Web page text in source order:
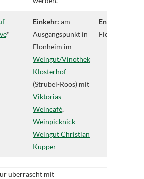
*
Einkehr: am
Ausgangspunkt in
Flonheim im
Weingut/Vinothek
Klosterhof
(Strubel-Roos) mit
Viktorias
Weincafé,
Weinpicknick
Weingut Christian
Kupper
Endpunkt:
Flonheim
überrascht mit